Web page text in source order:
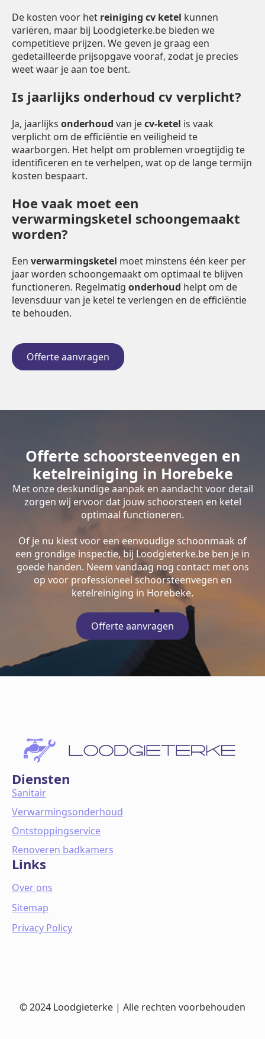
De kosten voor het reiniging cv ketel kunnen
variëren, maar bij Loodgieterke.be bieden we
competitieve prijzen. We geven je graag een
gedetailleerde prijsopgave vooraf, zodat je precies
weet waar je aan toe bent.
Is jaarlijks onderhoud cv verplicht?
Ja, jaarlijks onderhoud van jecv-ketel is vaak
verplicht om de efficiëntie en veiligheid te
waarborgen. Het helpt om problemen vroegtijdig te
identificeren en te verhelpen, wat op de lange termijn
kosten bespaart.
Hoe vaak moet een
verwarmingsketel schoongemaakt
worden?
Een verwarmingsketel moet minstens één keer per
jaar worden schoongemaakt om optimaal te blijven
functioneren. Regelmatig onderhoud helpt om de
levensduur van je ketel te verlengen en de efficiëntie
te behouden.
Offerte aanvragen
Offerte schoorsteenvegen en
ketelreiniging in Horebeke
Met onze deskundige aanpak en aandacht voor detail
zorgen wij ervoor dat jouw schoorsteen en ketel
optimaal functioneren.
Of je nu kiest voor een eenvoudige schoonmaak of
een grondige inspectie, bij Loodgieterke.be ben je in
goede handen. Neem vandaag nog contact met ons
op voor professioneel schoorsteenvegen en
ketelreiniging in Horebeke.
Offerte aanvragen
Diensten
Sanitair
Verwarmingsonderhoud
Ontstoppingservice
Renoveren badkamers
Links
Over ons
Sitemap
Privacy Policy
© 2024 Loodgieterke | Alle rechten voorbehouden